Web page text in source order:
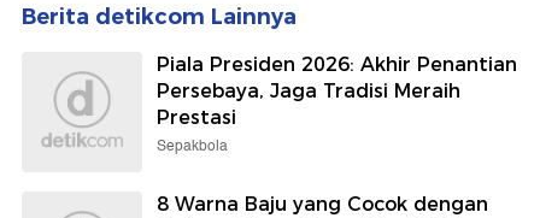
Berita detikcom Lainnya
Piala Presiden 2026: Akhir Penantian
Persebaya, Jaga Tradisi Meraih
Prestasi
Sepakbola
8 Warna Baju yang Cocok dengan